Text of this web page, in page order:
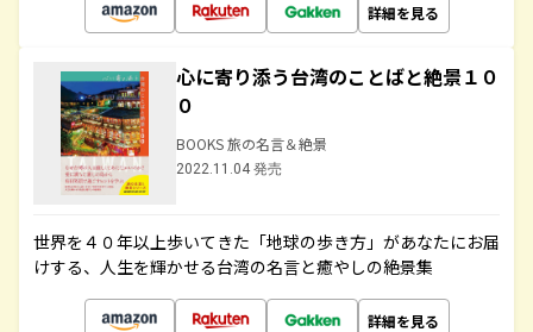
詳細を見る
心に寄り添う台湾のことばと絶景１０
０
BOOKS 旅の名言＆絶景
2022.11.04 発売
世界を４０年以上歩いてきた「地球の歩き方」があなたにお届
けする、人生を輝かせる台湾の名言と癒やしの絶景集
詳細を見る